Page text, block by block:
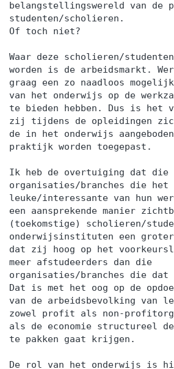
geregistreerd bij het Centraal
Beroepsonderwijs (CRKBO). De
NRTO v/h PAEPON. De
uitgevoerd door de
CPION.
belangstellingswereld van de
studenten/scholieren.
Of toch niet?
Waar deze scholieren/
worden is de arbeidsmarkt.
graag een zo naadloos
van het onderwijs op de
te bieden hebben. Dus is het
zij tijdens de opleidingen
de in het onderwijs
praktijk worden toegepast.
Ik heb de overtuiging dat die
organisaties/branches die het
leuke/interessante van hun
een aansprekende manier
(toekomstige) scholieren/
onderwijsinstituten een
dat zij hoog op het
meer afstudeerders dan die
organisaties/branches die dat
Dat is met het oog op de
van de arbeidsbevolking van
zowel profit als non-
als de economie structureel
te pakken gaat krijgen.
De rol van het onderwijs is